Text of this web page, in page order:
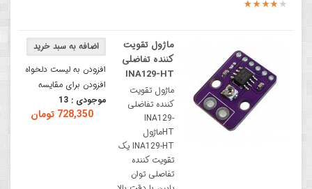
افزودن به لیست دلخواه
افزودن برای مقایسه
موجودی : 13
728,350 تومان
ماژول تقویت
کننده تفاضلی
INA129-HT
ماژول تقویت
کننده تفاضلی
INA129-
HTماژول
INA129-HT یک
تقویت کننده
تفاصلی توان